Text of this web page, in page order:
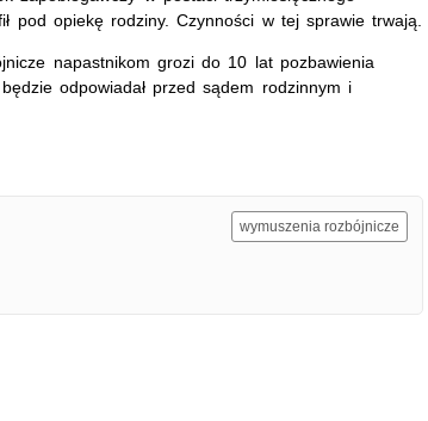
pod opiekę rodziny. Czynności w tej sprawie trwają.
napastnikom grozi do 10 lat pozbawienia
odpowiadał przed sądem rodzinnym i
wymuszenia rozbójnicze